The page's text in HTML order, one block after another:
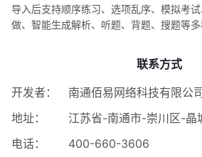
导入后支持顺序练习、选项乱序、模拟考
做、智能生成解析、听题、背题、搜题等多
联系方式
开发者：
南通佰易网络科技有限公司
地址：
江苏省-南通市-崇川区-晶
电话：
400-660-3606